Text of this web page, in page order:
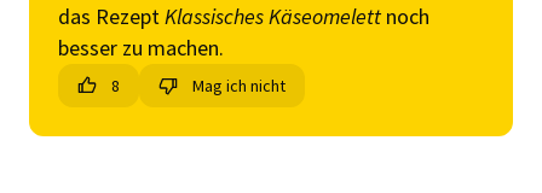
das RezeptKlassisches Käseomelett noch
besser zu machen.
8 Mag ich nicht